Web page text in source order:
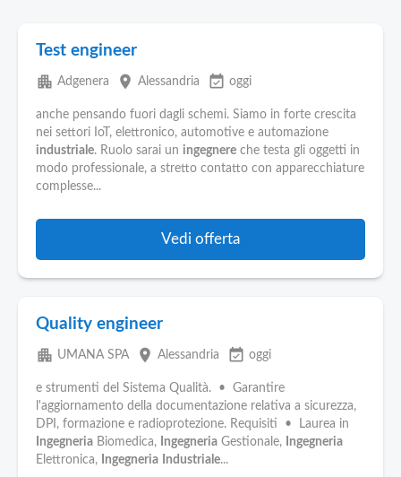
Blog
Pubblica
Offerte
Area
Test engineer
apartment Adgenera place Alessandria event_available oggi
anche pensando fuori dagli schemi. Siamo in forte crescita
nei settori IoT, elettronico, automotive e automazione
industriale. Ruolo sarai un ingegnere che testa gli oggetti in
modo professionale, a stretto contatto con apparecchiature
complesse...
Vedi offerta
Quality engineer
apartment UMANA SPA place Alessandria event_available oggi
e strumenti del Sistema Qualità. • Garantire
l'aggiornamento della documentazione relativa a sicurezza,
DPI, formazione e radioprotezione. Requisiti • Laurea in
Ingegneria Biomedica, Ingegneria Gestionale,
Ingegneria
Elettronica,
Ingegneria Industriale...